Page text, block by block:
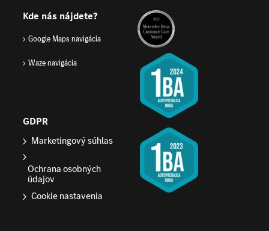
Kde nás nájdete?
Google Maps navigácia
Waze navigácia
GDPR
Marketingový súhlas
Ochrana osobných
údajov
Cookie nastavenia